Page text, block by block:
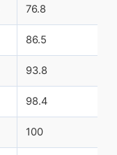
76.8
86.5
93.8
98.4
100